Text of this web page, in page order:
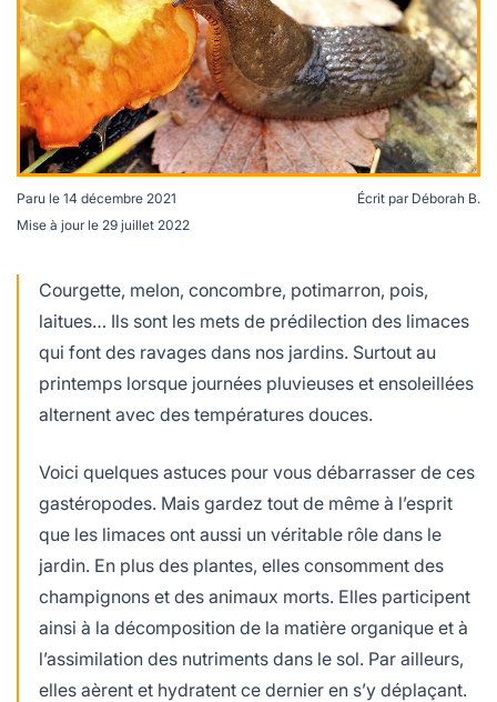
Les limaces envahissent nos jardins. © Mrs
Paru le 14 décembre 2021
Mise à jour le 29 juillet 2022
Écrit par Déborah B.
Courgette, melon, concombre, potimarron, pois,
laitues… Ils sont les mets de prédilection des limaces
qui font des ravages dans nos jardins. Surtout au
printemps lorsque journées pluvieuses et ensoleillées
alternent avec des températures douces.
Voici quelques astuces pour vous débarrasser de ces
gastéropodes. Mais gardez tout de même à l’esprit
que les limaces ont aussi un véritable rôle dans le
jardin. En plus des plantes, elles consomment des
champignons et des animaux morts. Elles participent
ainsi à la décomposition de la matière organique et à
l’assimilation des nutriments dans le sol. Par ailleurs,
elles aèrent et hydratent ce dernier en s’y déplaçant.